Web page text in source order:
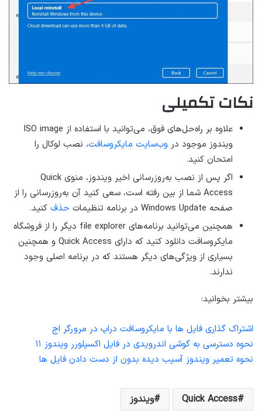
نکات تکمیلی
علاوه بر راه‌حل‌های فوق، می‌توانید با استفاده از ISO image
ویندوز موجود در وب‌سایت مایکروسافت، نصب لوکال را
امتحان کنید.
اگر پس از نصب به‌روزرسانی اخیر ویندوز، منوی Quick
Access شما از بین رفته است، سعی کنید آن به‌روزرسانی را از
صفحه Windows Update در برنامه تنظیمات
حذف کنید.
همچنین می‌توانید برنامه‌های file explorer دیگر را از فروشگاه
مایکروسافت دانلود کنید که دارای Quick Access و همچنین
بسیاری از ویژگی‌های دیگر هستند که در برنامه اصلی وجود
ندارند.
بیشتر بخوانید:
اشتراک گذاری فایل ها با مایکروسافت دراپ در مرورگر اج
نحوه دسترسی به گوشی اندرویدی در فایل اکسپلورر ویندوز ۱۱
نحوه تعمیر ویندوز آسیب دیده بدون از دست دادن فایل ها
Quick Access ویندوز